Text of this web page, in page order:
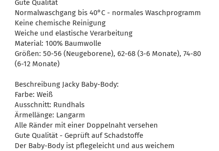
Gute Qualität
Normalwaschgang bis 40°C - normales Waschprogramm
Keine chemische Reinigung
Weiche und elastische Verarbeitung
Material: 100% Baumwolle
Größen: 50-56 (Neugeborene), 62-68 (3-6 Monate), 74-80
(6-12 Monate)
Beschreibung Jacky Baby-Body:
Farbe: Weiß
Ausschnitt: Rundhals
Ärmellänge: Langarm
Alle Ränder mit einer Doppelnaht versehen
Gute Qualität - Geprüft auf Schadstoffe
Der Baby-Body ist pflegeleicht und aus weichem